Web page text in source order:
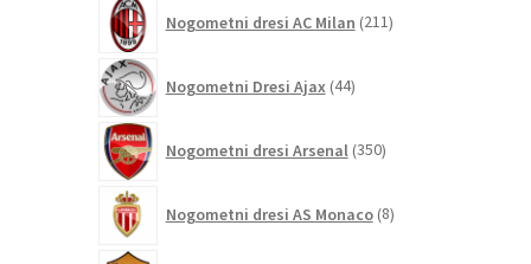
Nogometni dresi AC Milan 211izdelkov
Nogometni Dresi Ajax 44izdelkov
Nogometni dresi Arsenal 350izdelkov
Nogometni dresi AS Monaco 8izdelkov